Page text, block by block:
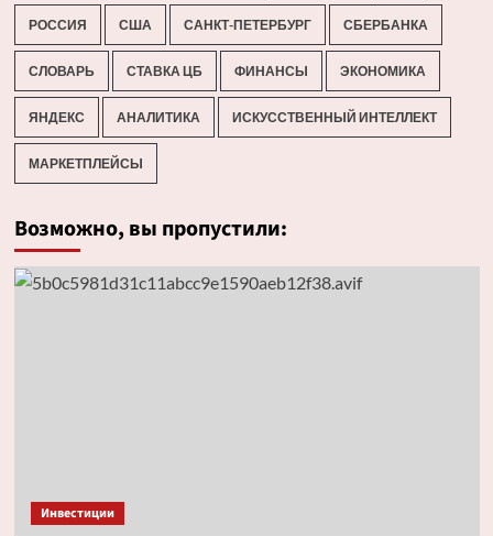
РОССИЯ США САНКТ-ПЕТЕРБУРГ СБЕРБАНКА
СЛОВАРЬ СТАВКА ЦБ ФИНАНСЫ ЭКОНОМИКА
ЯНДЕКС АНАЛИТИКА ИСКУССТВЕННЫЙ ИНТЕЛЛЕКТ
МАРКЕТПЛЕЙСЫ
Возможно, вы пропустили:
Инвестиции